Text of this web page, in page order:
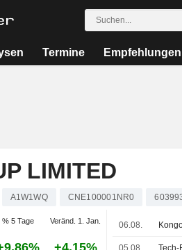
Termine Empfehlungen
LIMITED
A1W1WQ CNE100001NR0
% 5 Tage Veränd. 1. Jan.
+4.15%
06.08.
05.08. Tech-